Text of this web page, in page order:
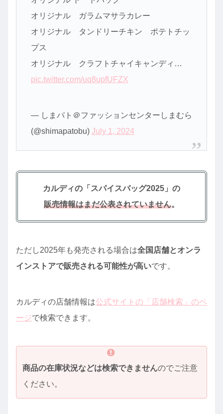
オリジナル ガラムマサラカレー
オリジナル タンドリーチキン ポテトチッ
プス
オリジナル クラフトチャイキャンディ…
pic.twitter.com/uq8upfUFZX
— しまパト＠ファッションセンターしまむら
(@shimapatobu) July 1, 2024
カルディの「スパイスバッグ2025」の
販売情報はまだ公表されていません。
ただし2025年も発売される場合は全国店舗とオンラ
インストアで販売される可能性が高いです。
カルディの店舗情報は公式サイトの「店舗検索」のペ
ージで検索できます。
商品の在庫状況などは検索できませんのでご注意
ください。